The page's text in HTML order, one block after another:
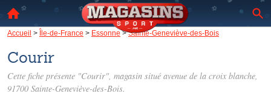
Accueil > Île-de-France > Essonne>Sainte-Geneviève-des-Bois
Courir
Cette fiche présente "Courir", magasin situé avenue de la croix blanche,
91700 Sainte-Geneviève-des-Bois.